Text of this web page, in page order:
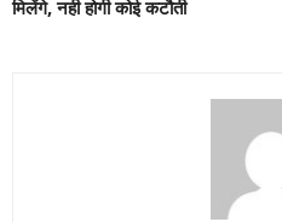
मिलेंगे, नही होगी कोई कटौती